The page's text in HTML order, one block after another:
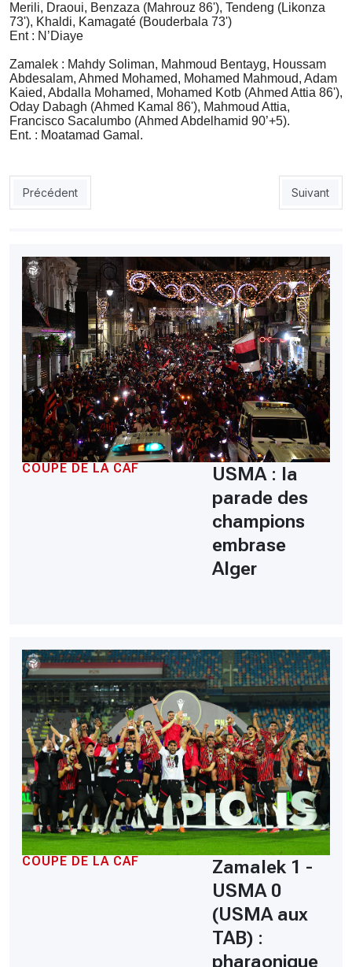
Merili, Draoui, Benzaza (Mahrouz 86'), Tendeng (Likonza
73'), Khaldi, Kamagaté (Bouderbala 73')
Ent : N’Diaye
Zamalek : Mahdy Soliman, Mahmoud Bentayg, Houssam
Abdesalam, Ahmed Mohamed, Mohamed Mahmoud, Adam
Kaied, Abdalla Mohamed, Mohamed Kotb (Ahmed Attia 86'),
Oday Dabagh (Ahmed Kamal 86'), Mahmoud Attia,
Francisco Sacalumbo (Ahmed Abdelhamid 90’+5).
Ent. : Moatamad Gamal.
Article précédent : USMA : comment Lamine N’Diaye a braqué
Précédent Article
Suivant
COUPE DE LA CAF
USMA : la
parade des
champions
embrase
Alger
COUPE DE LA CAF
Zamalek 1 -
USMA 0
(USMA aux
TAB) :
pharaonique